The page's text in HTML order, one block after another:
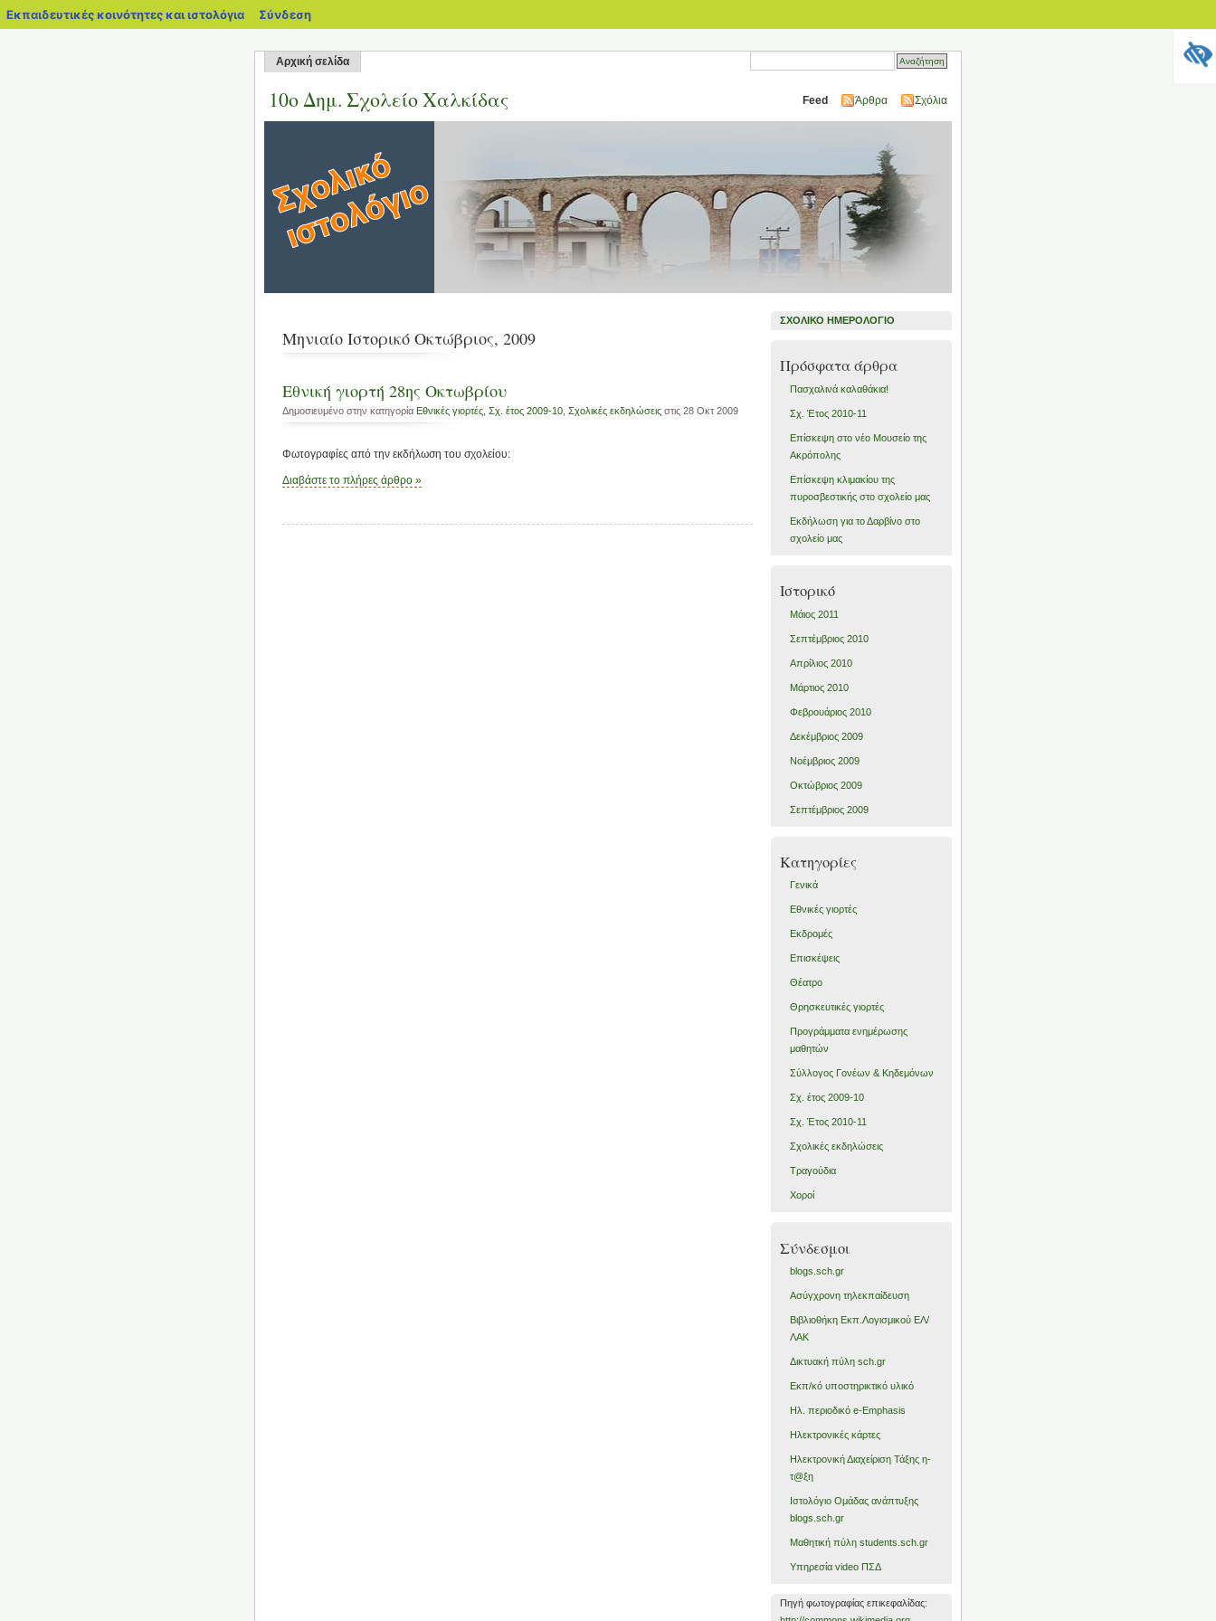
Αρχική σελίδα
10ο Δημ. Σχολείο Χαλκίδας Feed Άρθρα Σχόλια
Μηνιαίο Ιστορικό Οκτώβριος, 2009
Εθνική γιορτή 28ης Οκτωβρίου
Δημοσιευμένο στην κατηγορία Εθνικές γιορτές, Σχ. έτος 2009-10, Σχολικές εκδηλώσεις στις 28 Οκτ 2009
Φωτογραφίες από την εκδήλωση του σχολείου:
Διαβάστε το πλήρες άρθρο »
ΣΧΟΛΙΚΟ ΗΜΕΡΟΛΟΓΙΟ
Πρόσφατα άρθρα
Πασχαλινά καλαθάκια!
Σχ. Έτος 2010-11
Επίσκεψη στο νέο Μουσείο της
Ακρόπολης
Επίσκεψη κλιμακίου της
πυροσβεστικής στο σχολείο μας
Εκδήλωση για το Δαρβίνο στο
σχολείο μας
Ιστορικό
Μάιος 2011
Σεπτέμβριος 2010
Απρίλιος 2010
Μάρτιος 2010
Φεβρουάριος 2010
Δεκέμβριος 2009
Νοέμβριος 2009
Οκτώβριος 2009
Σεπτέμβριος 2009
Kατηγορίες
Γενικά
Εθνικές γιορτές
Εκδρομές
Επισκέψεις
Θέατρο
Θρησκευτικές γιορτές
Προγράμματα ενημέρωσης
μαθητών
Σύλλογος Γονέων & Κηδεμόνων
Σχ. έτος 2009-10
Σχ. Έτος 2010-11
Σχολικές εκδηλώσεις
Τραγούδια
Χοροί
Σύνδεσμοι
blogs.sch.gr
Ασύγχρονη τηλεκπαίδευση
Βιβλιοθήκη Εκπ.Λογισμικού ΕΛ/
ΛΑΚ
Δικτυακή πύλη sch.gr
Εκπ/κό υποστηρικτικό υλικό
Ηλ. περιοδικό e-Emphasis
Ηλεκτρονικές κάρτες
Ηλεκτρονική Διαχείριση Τάξης η-
τ@ξη
Ιστολόγιο Ομάδας ανάπτυξης
blogs.sch.gr
Μαθητική πύλη students.sch.gr
Υπηρεσία video ΠΣΔ
Πηγή φωτογραφίας επικεφαλίδας:
Εκπαιδευτικές κοινότητες και ιστολόγια blogs.sch.gr
Σύνδεση